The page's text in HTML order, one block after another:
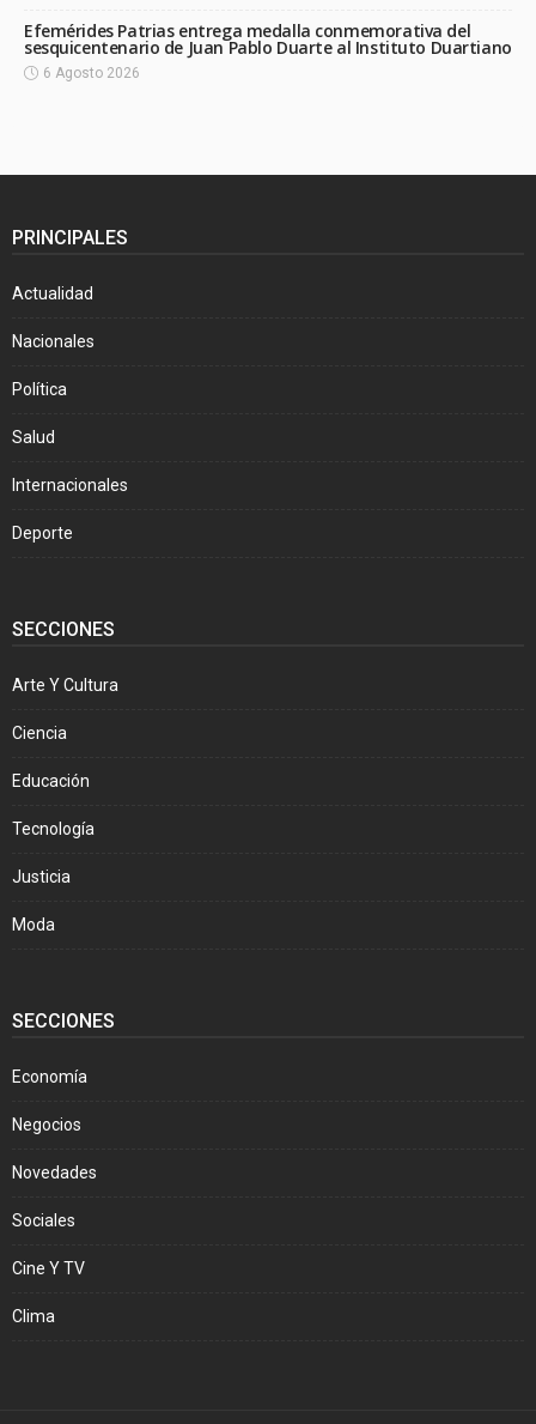
Efemérides Patrias entrega medalla conmemorativa del
sesquicentenario de Juan Pablo Duarte al Instituto Duartiano
6 Agosto 2026
PRINCIPALES
Actualidad
Nacionales
Política
Salud
Internacionales
Deporte
SECCIONES
Arte Y Cultura
Ciencia
Educación
Tecnología
Justicia
Moda
SECCIONES
Economía
Negocios
Novedades
Sociales
Cine Y TV
Clima